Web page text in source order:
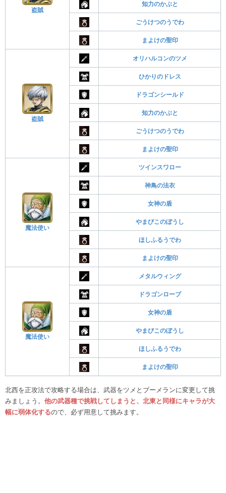
盗賊
知力のかぶと
ごうけつのうでわ
まよけの聖印
盗賊
オリハルコンのツメ
ひかりのドレス
ドラゴンシールド
知力のかぶと
ごうけつのうでわ
まよけの聖印
魔法使い
ツインスワロー
神鳥の法衣
女神の盾
やまびこのぼうし
ほしふるうでわ
まよけの聖印
魔法使い
メタルウィング
ドラゴンローブ
女神の盾
やまびこのぼうし
ほしふるうでわ
まよけの聖印
北西を正攻法で攻略する場合は、武器をツメとブーメランに変更して挑
みましょう。 他の武器種で挑戦してしまうと、北東と同様にキャラが大
幅に弱体化するので、必ず用意して挑みます。